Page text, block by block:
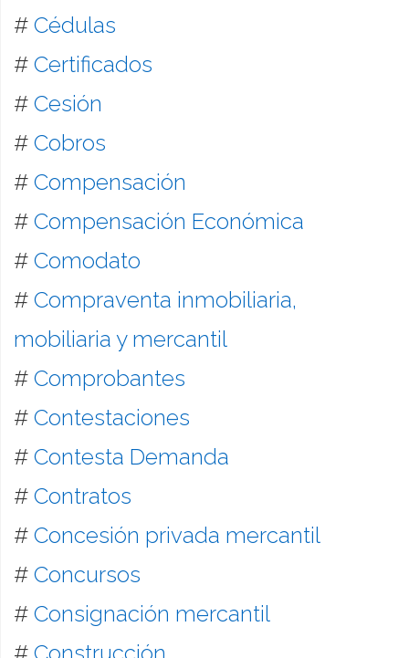
# Cédulas
# Certificados
# Cesión
# Cobros
# Compensación
# Compensación Económica
# Comodato
# Compraventa inmobiliaria,
mobiliaria y mercantil
# Comprobantes
# Contestaciones
# Contesta Demanda
# Contratos
# Concesión privada mercantil
# Concursos
# Consignación mercantil
# Construcción